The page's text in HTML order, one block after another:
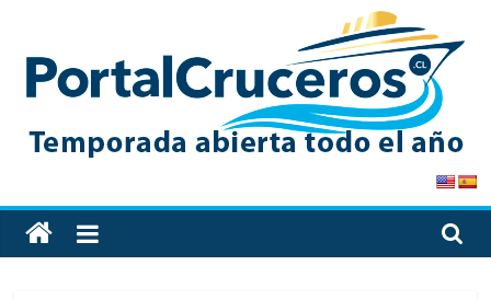
content
PortalCruceros
Toda
la